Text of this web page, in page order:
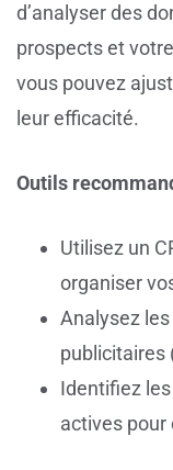
d’analyser des
prospects et
vous pouvez
leur efficacité.
Outils
Utilisez un
organiser
Analysez
publicitaires
Identifiez
actives pour